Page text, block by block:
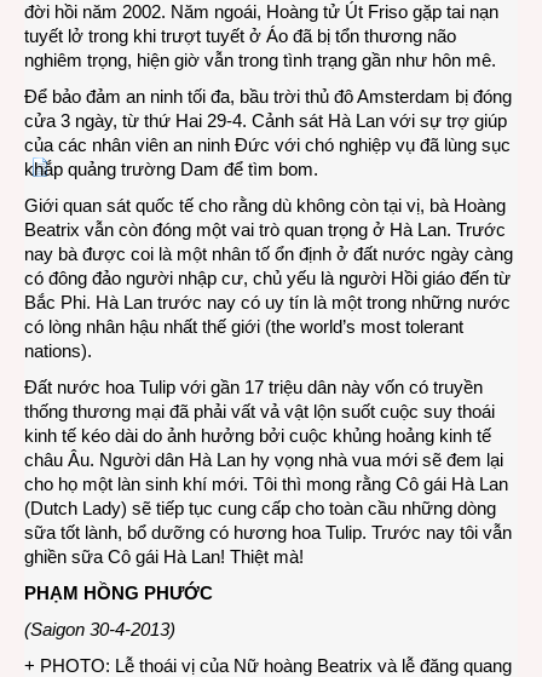
đời hồi năm 2002. Năm ngoái, Hoàng tử Út Friso gặp tai nạn
tuyết lở trong khi trượt tuyết ở Áo đã bị tổn thương não
nghiêm trọng, hiện giờ vẫn trong tình trạng gần như hôn mê.
Để bảo đảm an ninh tối đa, bầu trời thủ đô Amsterdam bị đóng
cửa 3 ngày, từ thứ Hai 29-4. Cảnh sát Hà Lan với sự trợ giúp
của các nhân viên an ninh Đức với chó nghiệp vụ đã lùng sục
khắp quảng trường Dam để tìm bom.
Giới quan sát quốc tế cho rằng dù không còn tại vị, bà Hoàng
Beatrix vẫn còn đóng một vai trò quan trọng ở Hà Lan. Trước
nay bà được coi là một nhân tố ổn định ở đất nước ngày càng
có đông đảo người nhập cư, chủ yếu là người Hồi giáo đến từ
Bắc Phi. Hà Lan trước nay có uy tín là một trong những nước
có lòng nhân hậu nhất thế giới (the world’s most tolerant
nations).
Đất nước hoa Tulip với gần 17 triệu dân này vốn có truyền
thống thương mại đã phải vất vả vật lộn suốt cuộc suy thoái
kinh tế kéo dài do ảnh hưởng bởi cuộc khủng hoảng kinh tế
châu Âu. Người dân Hà Lan hy vọng nhà vua mới sẽ đem lại
cho họ một làn sinh khí mới. Tôi thì mong rằng Cô gái Hà Lan
(Dutch Lady) sẽ tiếp tục cung cấp cho toàn cầu những dòng
sữa tốt lành, bổ dưỡng có hương hoa Tulip. Trước nay tôi vẫn
ghiền sữa Cô gái Hà Lan! Thiệt mà!
PHẠM HỒNG PHƯỚC
(Saigon 30-4-2013)
+ PHOTO: Lễ thoái vị của Nữ hoàng Beatrix và lễ đăng quang